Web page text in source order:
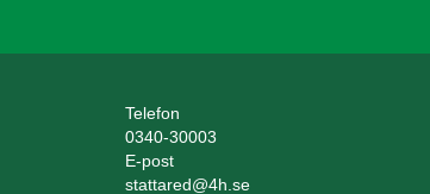
Telefon
0340-30003
E-post
stattared@4h.se